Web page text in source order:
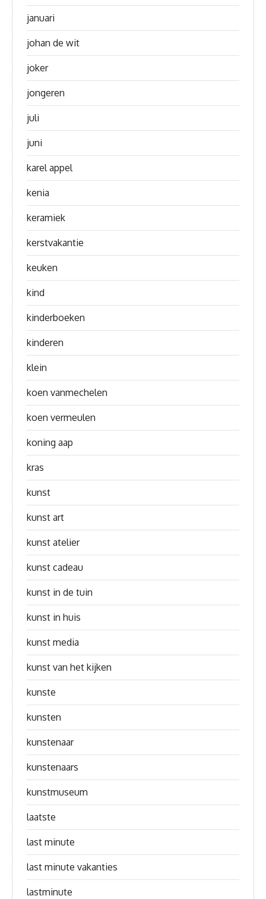
januari
johan de wit
joker
jongeren
juli
juni
karel appel
kenia
keramiek
kerstvakantie
keuken
kind
kinderboeken
kinderen
klein
koen vanmechelen
koen vermeulen
koning aap
kras
kunst
kunst art
kunst atelier
kunst cadeau
kunst in de tuin
kunst in huis
kunst media
kunst van het kijken
kunste
kunsten
kunstenaar
kunstenaars
kunstmuseum
laatste
last minute
last minute vakanties
lastminute